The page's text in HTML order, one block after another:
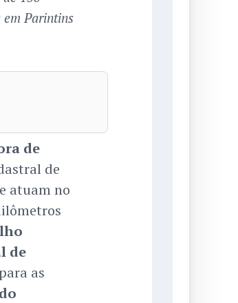
em Parintins
de
de
atuam no
de
as